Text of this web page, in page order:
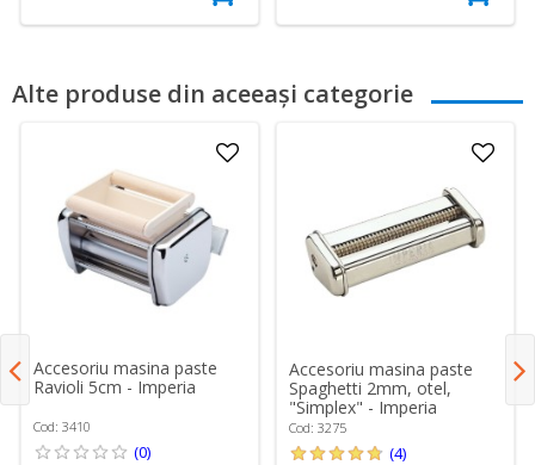
Alte produse din aceeași categorie
Accesoriu masina paste
Ravioli 5cm - Imperia
Cod: 3410
(0)
Accesoriu masina paste
Spaghetti 2mm, otel,
"Simplex" - Imperia
Cod: 3275
(4)